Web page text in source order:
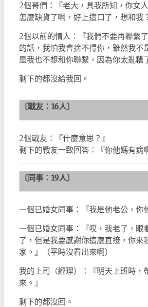
2個哥們：『老大，具我所知，你女
怎麼缺貨了啊，好上這口了，想和我
2個以前的情人：『我們不要再聯繫
的話，我怕我會捨不得你，雖然我不
是我也不想和你聯繫，因為你太亂糟
剩下的都沒給我回。
〔戰友： 16人〕
2個戰友：『什麼意思？』
剩下的戰友一致回答：『你他媽有病
〔同事： 19人〕
一個已婚女同事：『我是他老公，你
一個已婚女同事：『哎，我老了，眼
了，但是我要感謝你這麼直接，你來
家。』（平時沒看出來啊）
我的上司（經理）：『明天上班時，
來。』
剩下的都沒回。